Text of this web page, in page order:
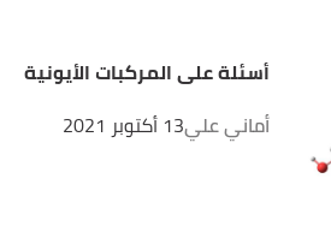
أسئلة على المركبات الأيونية
أماني علي13 أكتوبر 2021